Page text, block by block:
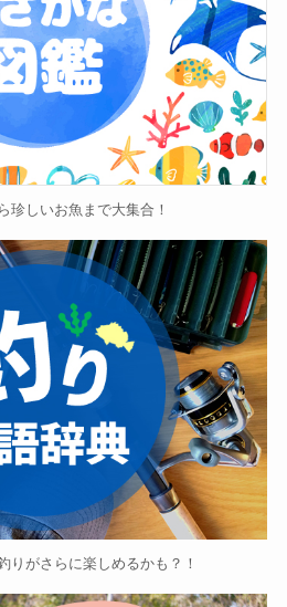
珍しいお魚まで大集合！
りがさらに楽しめるかも？！